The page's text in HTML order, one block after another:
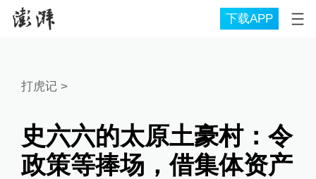
下载APP
打虎记>
史六六的太原土豪村：令
政策等捧场，借集体资产